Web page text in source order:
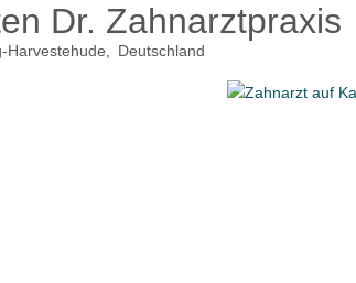
Dr. Zahnarztpraxis
Harvestehude Deutschland